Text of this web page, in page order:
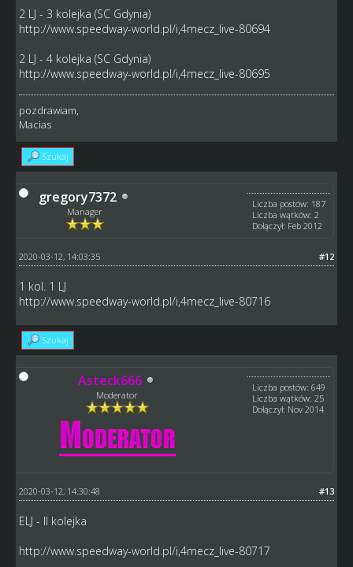
2 LJ - 3 kolejka (SC Gdynia)
http://www.speedway-world.pl/i,4mecz_live-80694
2 LJ - 4 kolejka (SC Gdynia)
http://www.speedway-world.pl/i,4mecz_live-80695
pozdrawiam,
Macias
Szukaj
gregory7372
Manager
Liczba postów: 187
Liczba wątków: 2
Dołączył: Feb 2012
#12
2020-03-12, 14:03:35
1 kol. 1 LJ
http://www.speedway-world.pl/i,4mecz_live-80716
Szukaj
Asteck666
Moderator
Liczba postów: 649
Liczba wątków: 25
Dołączył: Nov 2014
#13
2020-03-12, 14:30:48
ELJ - II kolejka
http://www.speedway-world.pl/i,4mecz_live-80717